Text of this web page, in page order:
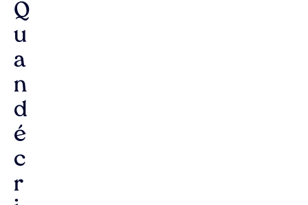
Q
u
a
n
d
é
c
r